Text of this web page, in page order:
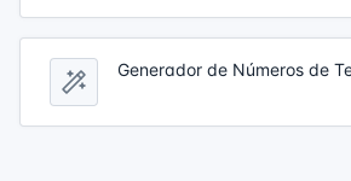
Generador de Números de